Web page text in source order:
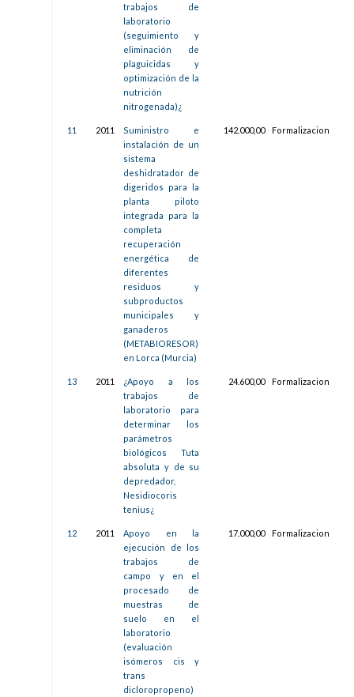
trabajos de
laboratorio
(seguimiento y
eliminación de
plaguicidas y
optimización de la
nutrición
nitrogenada)¿
11 2011
Suministro e
instalación de un
sistema
deshidratador de
digeridos para la
planta piloto
integrada para la
completa
recuperación
energética de
diferentes
residuos y
subproductos
municipales y
ganaderos
(METABIORESOR)
en Lorca (Murcia)
142.000,00 Formalizacion
13 2011
¿Apoyo a los
trabajos de
laboratorio para
determinar los
parámetros
biológicos Tuta
absoluta y de su
depredador,
Nesidiocoris
tenius¿
24.600,00 Formalizacion
12 2011
Apoyo en la
ejecución de los
trabajos de
campo y en el
procesado de
muestras de
suelo en el
laboratorio
(evaluación
isómeros cis y
trans
dicloropropeno)
17.000,00 Formalizacion